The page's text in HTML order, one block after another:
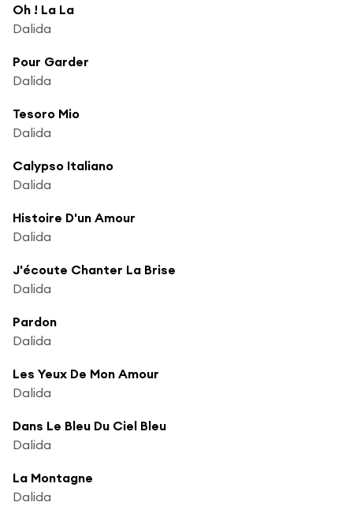
Oh ! La La
Dalida
Pour Garder
Dalida
Tesoro Mio
Dalida
Calypso Italiano
Dalida
Histoire D'un Amour
Dalida
J'écoute Chanter La Brise
Dalida
Pardon
Dalida
Les Yeux De Mon Amour
Dalida
Dans Le Bleu Du Ciel Bleu
Dalida
La Montagne
Dalida